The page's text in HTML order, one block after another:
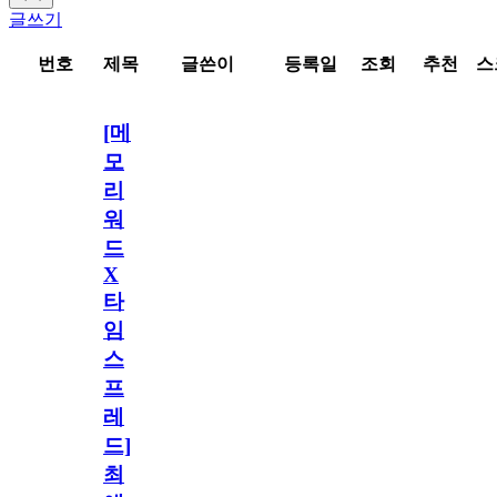
글쓰기
번호 제목 글쓴이 등록일 조회 추천
[메
모
리
워
드
X
타
임
스
프
레
드]
최